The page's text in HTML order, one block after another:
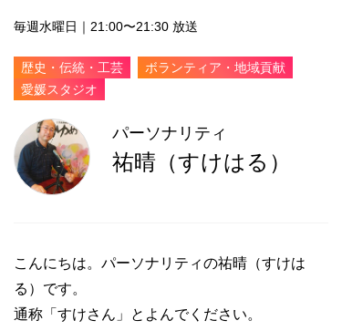
毎週水曜日｜21:00〜21:30 放送
歴史・伝統・工芸
ボランティア・地域貢献
愛媛スタジオ
パーソナリティ
祐晴（すけはる）
こんにちは。パーソナリティの祐晴（すけは
る）です。
通称「すけさん」とよんでください。